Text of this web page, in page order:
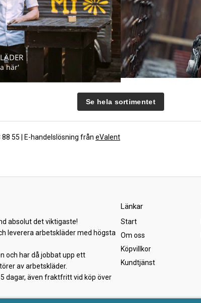
här'
Se hela sortimentet
88 55 | E-handelslösning från eValent
absolut det viktigaste!
leverera arbetskläder med högsta
och har då jobbat upp ett
av arbetskläder.
dagar, även fraktfritt vid köp över
Länkar
Start
Om oss
Köpvillkor
Kundtjänst